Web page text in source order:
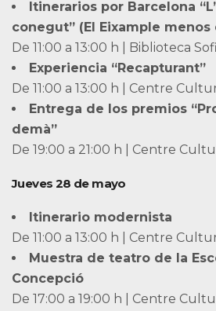
Itinerarios por Barcelona
conegut” (El Eixample
De 11:00 a 13:00 h | Biblioteca
Experiencia “Recapturant”
De 11:00 a 13:00 h | Centre
Entrega de los premios
demà”
De 19:00 a 21:00 h | Centre
Jueves 28 de mayo
Itinerario modernista
De 11:00 a 13:00 h | Centre
Muestra de teatro de la
Concepció
De 17:00 a 19:00 h | Centre